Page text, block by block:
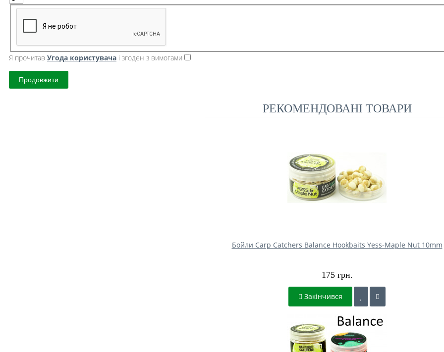
Я прочитав Угода користувача і згоден з вимогами
Продовжити
РЕКОМЕНДОВАНІ ТОВАРИ
Бойли Carp Catchers Balance Hookbaits Yess-Maple Nut 10mm
175 грн.
Закінчився